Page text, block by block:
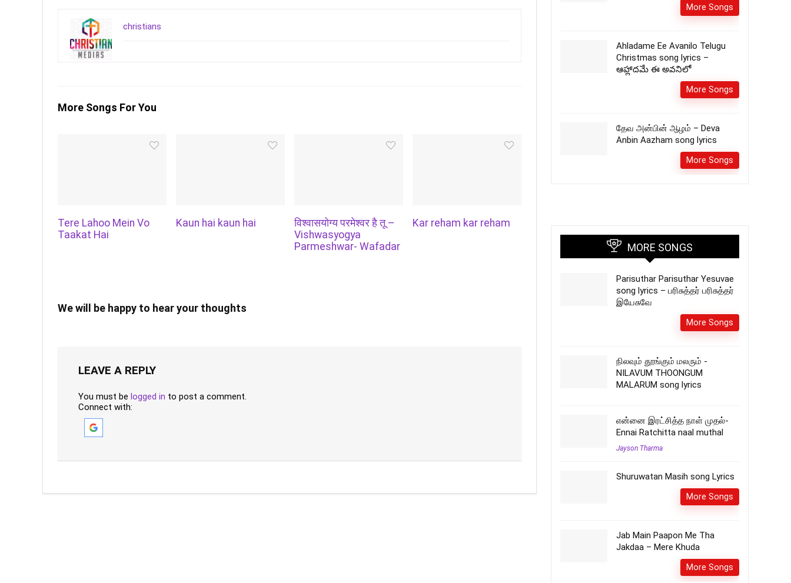
christians
More Songs For You
Tere Lahoo Mein Vo
Taakat Hai
Kaun hai kaun hai
विश्वासयोग्य परमेश्वर है तू –
Vishwasyogya
Parmeshwar- Wafadar
Kar reham kar reham
We will be happy to hear your thoughts
LEAVE A REPLY
You must be logged in to post a comment.
Connect with:
More Songs
Ahladame Ee Avanilo Telugu
Christmas song lyrics –
ఆహ్లాదమే ఈ అవనిలో
More Songs
தேவ அன்பின் ஆழம் – Deva
Anbin Aazham song lyrics
More Songs
MORE SONGS
Parisuthar Parisuthar Yesuvae
song lyrics – பரிசுத்தர் பரிசுத்தர்
இயேசுவே
More Songs
நிலவும் தூங்கும் மலரும் -
NILAVUM THOONGUM
MALARUM song lyrics
என்னை இரட்சித்த நாள் முதல்-
Ennai Ratchitta naal muthal
Jayson Tharma
Shuruwatan Masih song Lyrics
More Songs
Jab Main Paapon Me Tha
Jakdaa – Mere Khuda
More Songs